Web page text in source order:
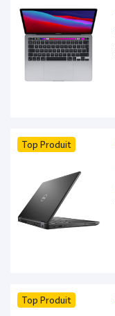
Top Produit
Top Produit